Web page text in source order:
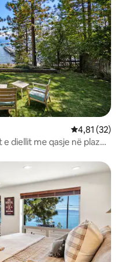
Vlerësimi
4,81 (32)
diellit me qasje në plazh